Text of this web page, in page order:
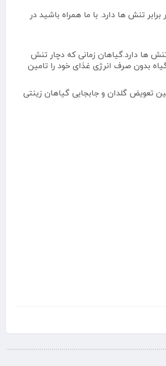
تنش ها دارد. با ما همراه باشید در
ها دارد.گیاهان زمانی که دچار تنش
بدون صرف انرژی غذای خود را تامین
تعویض گلدان و جابجایی گیاهان زینتی